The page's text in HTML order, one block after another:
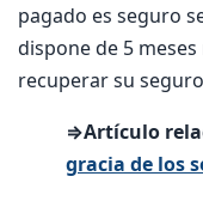
pagado es seguro
dispone de 5
recuperar su
⇒Artículo
gracia de los